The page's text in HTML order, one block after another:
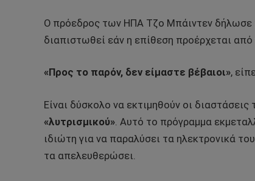
Ο πρόεδρος των ΗΠΑ Τζο Μπάιντεν δήλωσε
διαπιστωθεί εάν η επίθεση προέρχεται από
«Προς το παρόν, δεν είμαστε βέβαιοι»,
Είναι δύσκολο να εκτιμηθούν οι
«λυτρισμικού». Αυτό το πρόγραμμα
ιδιώτη για να παραλύσει τα ηλεκτρονικά
τα απελευθερώσει.